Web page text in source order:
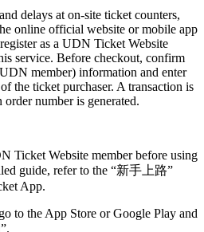
delays at on-site ticket counters,
online official website or mobile app
as a UDN Ticket Website
service. Before checkout, confirm
member) information and enter
the ticket purchaser. A transaction is
number is generated.
Ticket Website member before using
guide, refer to the “新手上路”
App.
to the App Store or Google Play and